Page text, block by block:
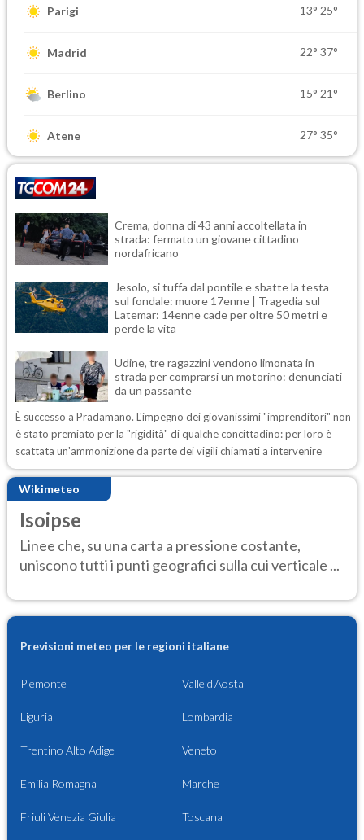
Parigi 13° 25°
Madrid 22° 37°
Berlino 15° 21°
Atene 27° 35°
Crema, donna di 43 anni accoltellata in
strada: fermato un giovane cittadino
nordafricano
Jesolo, si tuffa dal pontile e sbatte la testa
sul fondale: muore 17enne | Tragedia sul
Latemar: 14enne cade per oltre 50 metri e
perde la vita
Udine, tre ragazzini vendono limonata in
strada per comprarsi un motorino: denunciati
da un passante
È successo a Pradamano. L'impegno dei giovanissimi "imprenditori" non
è stato premiato per la "rigidità" di qualche concittadino: per loro è
scattata un'ammonizione da parte dei vigili chiamati a intervenire
Wikimeteo
Isoipse
Linee che, su una carta a pressione costante,
uniscono tutti i punti geografici sulla cui verticale ...
Previsioni meteo per le regioni italiane
Piemonte Valle d'Aosta
Liguria Lombardia
Trentino Alto Adige Veneto
Emilia Romagna Marche
Friuli Venezia Giulia Toscana